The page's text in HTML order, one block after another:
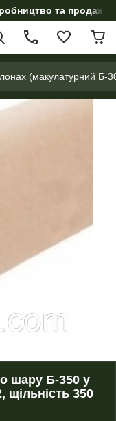
та продаж
(макулатурний Б-
шару Б-350 у
350